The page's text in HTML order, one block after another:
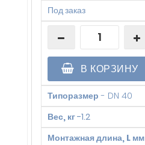
Под заказ
В КОРЗИНУ
Типоразмер - DN 40
Вес, кг-1.2
Монтажная длина, L мм